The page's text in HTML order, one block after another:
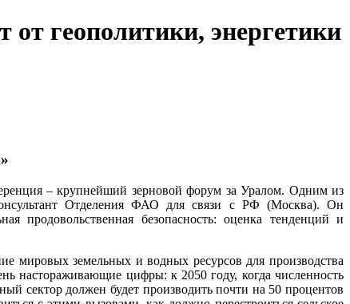
геополитики, энергетики
– крупнейший зерновой форум за Уралом. Одним из
Отделения ФАО для связи с РФ (Москва). Он
продовольственная безопасность: оценка тенденций и
мировых земельных и водных ресурсов для производства
настораживающие цифры: к 2050 году, когда численность
сектор должен будет производить почти на 50 процентов